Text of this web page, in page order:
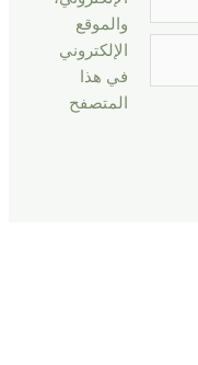
والموقع
الإلكتروني
في هذا
المتصفح